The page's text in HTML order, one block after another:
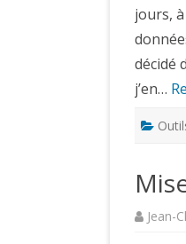
jours,
décidé
j’en…
Jean-